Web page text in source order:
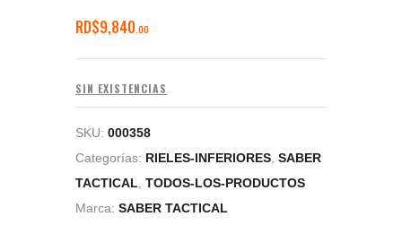
RD$9,840 00
SIN EXISTENCIAS
SKU: 000358
Categorías: RIELES-INFERIORES, SABER
TACTICAL, TODOS-LOS-PRODUCTOS
Marca: SABER TACTICAL